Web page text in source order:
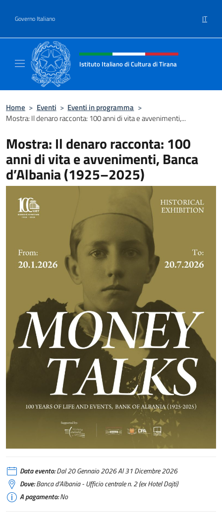
Governo Italiano IT
Intestazione sito, social e menù
Istituto Italiano di Cultura di Tirana
Home > Eventi > Eventi in programma >
Mostra: Il denaro racconta: 100 anni di vita e avvenimenti,...
Mostra: Il denaro racconta: 100
anni di vita e avvenimenti, Banca
d’Albania (1925–2025)
Data evento:Dal 20 Gennaio 2026 Al 31 Dicembre 2026
Dove:Banca d’Albania - Ufficio centrale n. 2 (ex Hotel Dajti)
A pagamento:No